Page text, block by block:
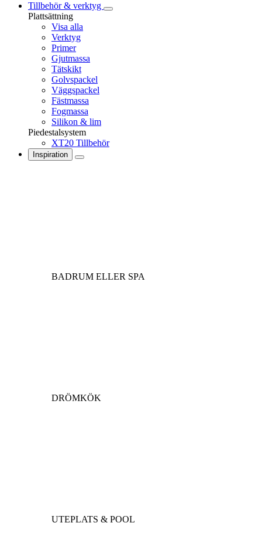
Tillbehör & verktyg
Plattsättning
Visa alla
Verktyg
Primer
Gjutmassa
Tätskikt
Golvspackel
Väggspackel
Fästmassa
Fogmassa
Silikon & lim
Piedestalsystem
XT20 Tillbehör
Inspiration
BADRUM ELLER SPA
DRÖMKÖK
UTEPLATS & POOL